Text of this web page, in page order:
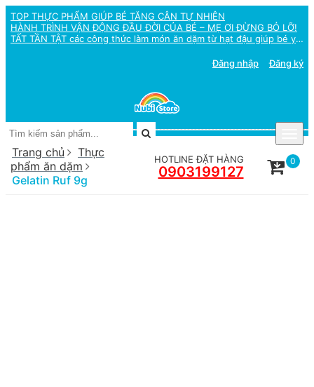
TOP THỰC PHẨM GIÚP BÉ TĂNG CÂN TỰ NHIÊN
HÀNH TRÌNH VẬN ĐỘNG ĐẦU ĐỜI CỦA BÉ – MẸ ƠI ĐỪNG BỎ LỠ!
TẤT TẦN TẬT các công thức làm món ăn dặm từ hạt đậu giúp bé yêu SIÊU THÔNG MINH
Đăng nhập Đăng ký
0
HOTLINE ĐẶT HÀNG
0903199127
Trang chủ
Thực
phẩm ăn dặm
Gelatin Ruf 9g